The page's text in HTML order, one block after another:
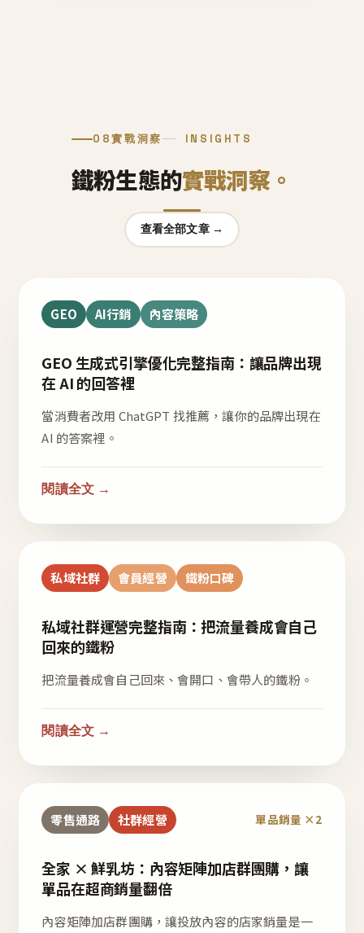
08實戰洞察 INSIGHTS
鐵粉生態的實戰洞察。
查看全部文章 →
GEO AI行銷 內容策略
GEO 生成式引擎優化完整指南：讓品牌出現
在 AI 的回答裡
當消費者改用 ChatGPT 找推薦，讓你的品牌出現在
AI 的答案裡。
閱讀全文 →
私域社群 會員經營 鐵粉口碑
私域社群運營完整指南：把流量養成會自己
回來的鐵粉
把流量養成會自己回來、會開口、會帶人的鐵粉。
閱讀全文 →
零售通路 社群經營 單品銷量 ×2
全家 × 鮮乳坊：內容矩陣加店群團購，讓
單品在超商銷量翻倍
內容矩陣加店群團購，讓投放內容的店家銷量是一